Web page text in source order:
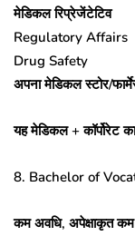
मेडिकल रिप्रेजेंटेटिव
Regulatory Affairs
Drug Safety
अपना मेडिकल स्टोर/
यह मेडिकल + कॉर्पोरेट
8. Bachelor of
कम अवधि, अपेक्षाकृत